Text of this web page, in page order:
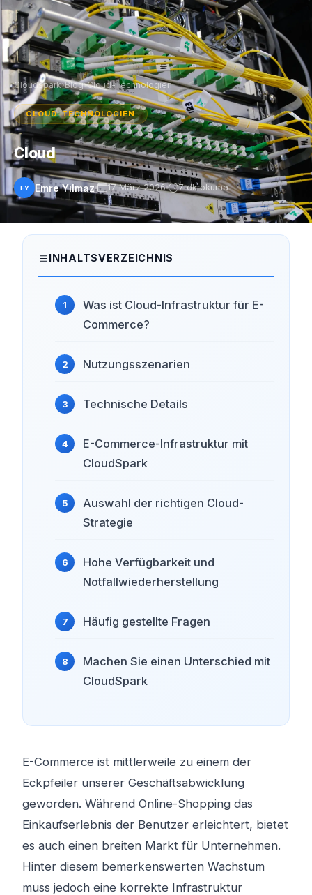
Cloudspark›Blog›Cloud-Technologien
CLOUD-TECHNOLOGIEN
Cloud
EY Emre Yılmaz 17 März 2026 7 dk okuma
INHALTSVERZEICHNIS
Was ist Cloud-Infrastruktur für E-
Commerce?
Nutzungsszenarien
Technische Details
E-Commerce-Infrastruktur mit
CloudSpark
Auswahl der richtigen Cloud-
Strategie
Hohe Verfügbarkeit und
Notfallwiederherstellung
Häufig gestellte Fragen
Machen Sie einen Unterschied mit
CloudSpark
E-Commerce ist mittlerweile zu einem der
Eckpfeiler unserer Geschäftsabwicklung
geworden. Während Online-Shopping das
Einkaufserlebnis der Benutzer erleichtert, bietet
es auch einen breiten Markt für Unternehmen.
Hinter diesem bemerkenswerten Wachstum
muss jedoch eine korrekte Infrastruktur